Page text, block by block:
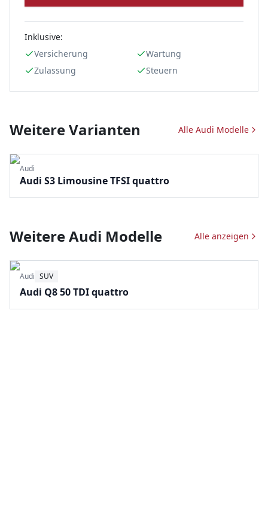
Inklusive:
Versicherung
Wartung
Zulassung
Steuern
Weitere Varianten Alle Audi Modelle
Audi
Audi S3 Limousine TFSI quattro
WeitereAudi Modelle Alle anzeigen
Audi SUV
Audi Q8 50 TDI quattro